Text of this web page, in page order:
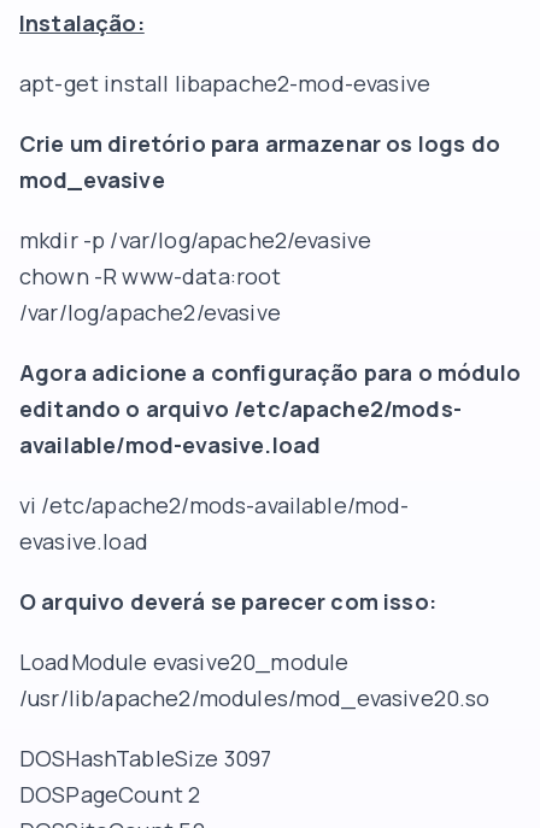
Instalação:
apt-get install libapache2-mod-evasive
Crie um diretório para armazenar os logs do
mod_evasive
mkdir -p /var/log/apache2/evasive
chown -R www-data:root
/var/log/apache2/evasive
Agora adicione a configuração para o módulo
editando o arquivo /etc/apache2/mods-
available/mod-evasive.load
vi /etc/apache2/mods-available/mod-
evasive.load
O arquivo deverá se parecer com isso:
LoadModule evasive20_module
/usr/lib/apache2/modules/mod_evasive20.so
DOSHashTableSize 3097
DOSPageCount 2